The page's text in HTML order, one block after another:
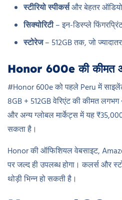
स्टीरियो स्पीकर्सऔर बेहतर
सिक्योरिटी– इन-डिस्प्ले
स्टोरेज– 512GB तक, जो
Honor 600e की कीमत
#Honor 600e को पहले Peru में
8GB + 512GB वेरिएंट की कीमत
और अन्य ग्लोबल मार्केट्स में यह
सकता है।
Honor की ऑफिशियल वेबसाइट,
पर जल्द ही उपलब्ध होगा। कलर्स और
थोड़ी भिन्न हो सकती है।